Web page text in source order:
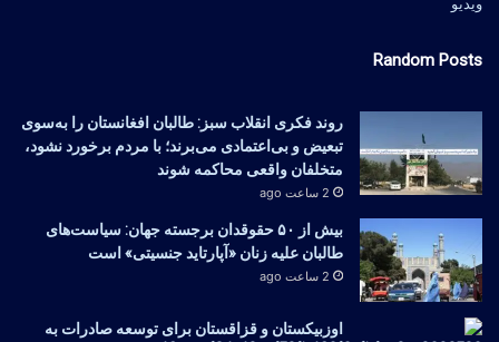
ویدیو
Random Posts
روند فکری انقلاب سبز: طالبان افغانستان را به‌سوی
تبعیض و بی‌اعتمادی می‌برند؛ با مردم برخورد نشود،
متخلفان واقعی محاکمه شوند
2 ساعت ago
بیش از ۵۰ حقوقدان برجسته جهان: سیاست‌های
طالبان علیه زنان «آپارتاید جنسیتی» است
2 ساعت ago
اوزبیکستان و قزاقستان برای توسعه صادرات به